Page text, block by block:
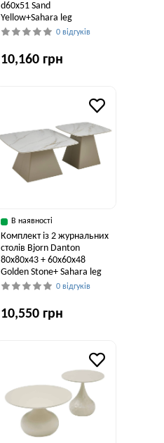
d60х51 Sand
Yellow+Sahara leg
0 відгуків
10,160 грн
В наявності
Комплект із 2 журнальних
столів Bjorn Danton
80х80х43 + 60х60х48
Golden Stone+ Sahara leg
0 відгуків
10,550 грн